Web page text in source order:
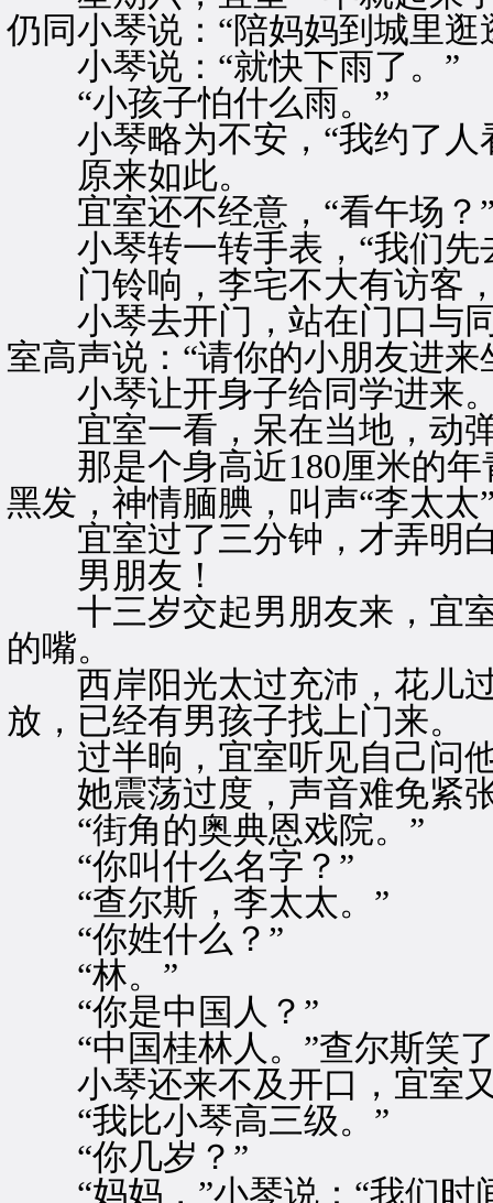
仍同小琴说：“陪妈妈到城里逛
小琴说：“就快下雨了。”
“小孩子怕什么雨。”
小琴略为不安，“我约了人
原来如此。
宜室还不经意，“看午场？
小琴转一转手表，“我们先
门铃响，李宅不大有访客，
小琴去开门，站在门口与同
室高声说：“请你的小朋友进来
小琴让开身子给同学进来
宜室一看，呆在当地，动
那是个身高近180厘米的年
黑发，神情腼腆，叫声“李太太
宜室过了三分钟，才弄明白
男朋友！
十三岁交起男朋友来，宜室
的嘴。
西岸阳光太过充沛，花儿过
放，已经有男孩子找上门来。
过半晌，宜室听见自己问他
她震荡过度，声音难免紧
“街角的奥典恩戏院。”
“你叫什么名字？”
“查尔斯，李太太。”
“你姓什么？”
“林。”
“你是中国人？”
“中国桂林人。”查尔斯笑
小琴还来不及开口，宜室又
“我比小琴高三级。”
“你几岁？”
“妈妈，”小琴说：“我们时